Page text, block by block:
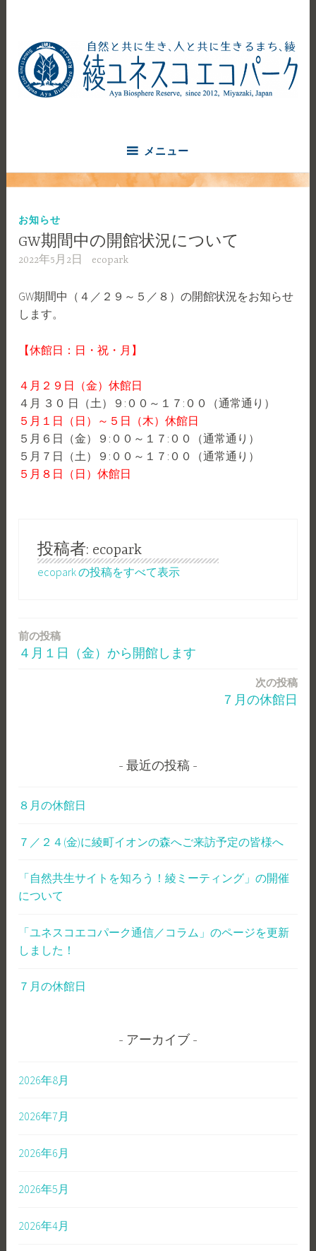
メニュー
お知らせ
GW期間中の開館状況について
2022年5月2日 ecopark
GW期間中（４／２９～５／８）の開館状況をお知らせ
します。
【休館日：日・祝・月】
４ 月２９ 日（金）休館日
４月 ３０ 日（土）９:００～１７:００（通常通り）
５月１日（日）～５日（木）休館日
５月６日（金）９:００～１７:００（通常通り）
５月７日（土）９:００～１７:００（通常通り）
５月８日（日）休館日
投稿者: ecopark
ecopark の投稿をすべて表示
投
ン
前の投稿
４月１日（金）から開館します
次の投稿
７月の休館日
最近の投稿
８月の休館日
７／２４(金)に綾町イオンの森へご来訪予定の皆様へ
「自然共生サイトを知ろう！綾ミーティング」の開催
について
「ユネスコエコパーク通信／コラム」のページを更新
しました！
７月の休館日
アーカイブ
2026年8月
2026年7月
2026年6月
2026年5月
2026年4月